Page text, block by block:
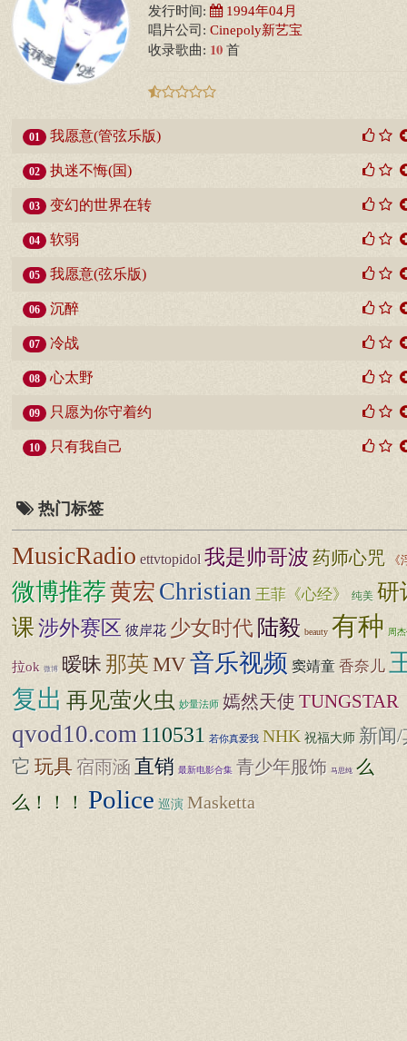
发行时间: 1994年04月
唱片公司: Cinepoly新艺宝
收录歌曲: 10 首
01 我愿意(管弦乐版)
02 执迷不悔(国)
03 变幻的世界在转
04 软弱
05 我愿意(弦乐版)
06 沉醉
07 冷战
08 心太野
09 只愿为你守着约
10 只有我自己
热门标签
MusicRadio ettvtopidol 我是帅哥波药师心咒
微博推荐黄宏 Christian 王菲《心经》 纯美 研
课涉外赛区 彼岸花 少女时代 陆毅 beauty 有种 周
拉ok 微博 暧昧 那英MV音乐视频 窦靖童 香奈儿
复出 再见萤火虫 妙量法师 嫣然天使 TUNGSTAR
qvod10.com 110531 若你真爱我 NHK 祝福大师 新闻/
它 玩具宿雨涵 直销 最新电影合集 青少年服饰 马思纯 么
么！！！ Police 巡演 Masketta